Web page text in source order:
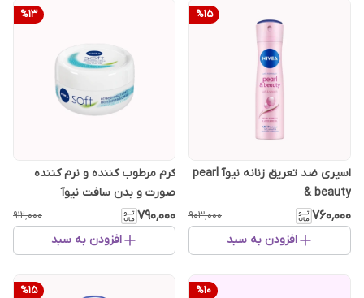
%15
اسپری ضد تعریق زنانه نیوآ pearl
& beauty
۷۶۰٬۰۰۰ ۹۰۳٬۰۰۰
افزودن به سبد
%13
کرم مرطوب کننده و نرم کننده
صورت و بدن سافت نیوآ
۷۹۰٬۰۰۰ ۹۱۲٬۰۰۰
افزودن به سبد
%10
%15